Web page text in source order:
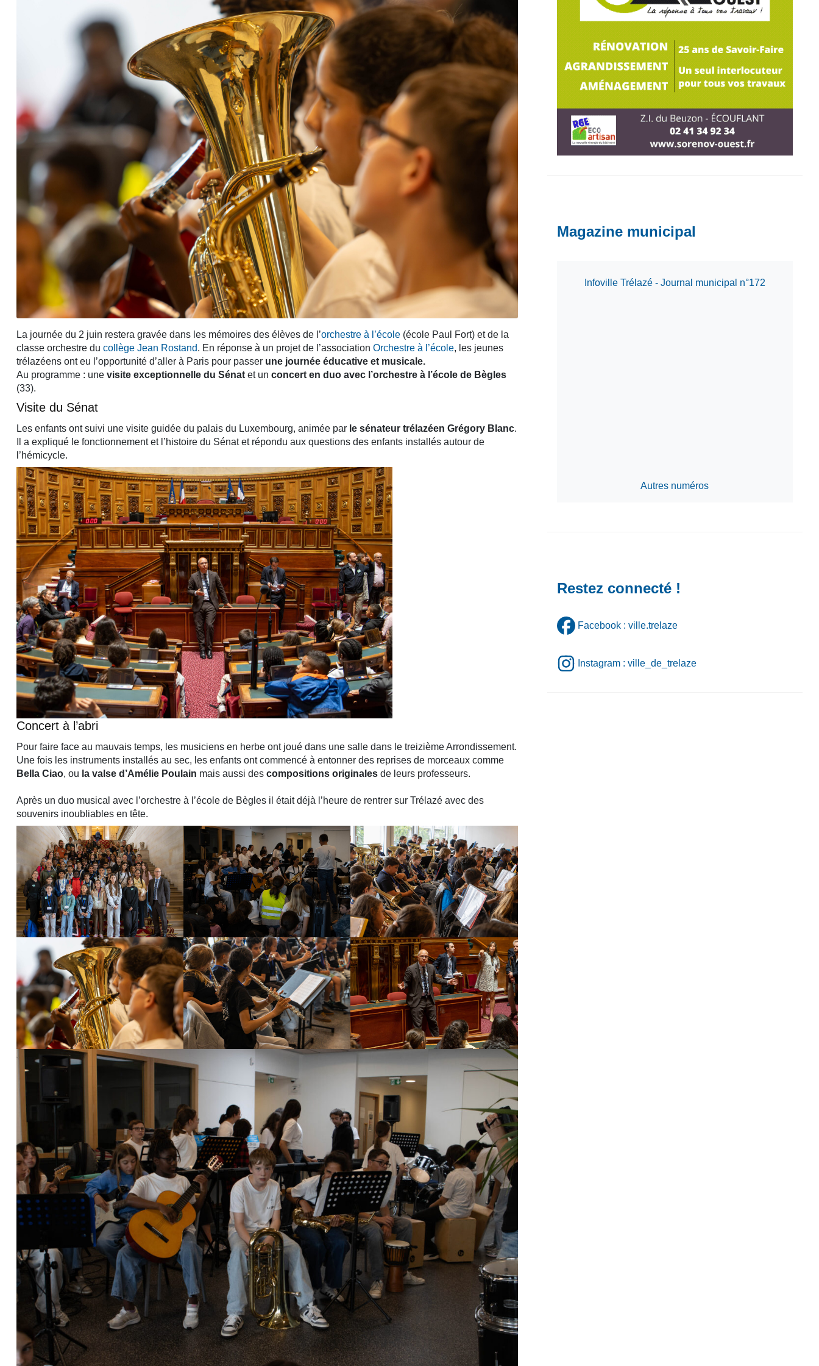
La journée du 2 juin restera gravée dans les mémoires des élèves de l’orchestre à l’école (école Paul Fort) et de la
classe orchestre du collège Jean Rostand. En réponse à un projet de l’association Orchestre à l’école, les jeunes
trélazéens ont eu l’opportunité d’aller à Paris pour passer une journée éducative et musicale.
Au programme : une visite exceptionnelle du Sénat et un concert en duo avec l’orchestre à l’école de Bègles
(33).
Visite du Sénat
Les enfants ont suivi une visite guidée du palais du Luxembourg, animée par le sénateur trélazéen Grégory Blanc.
Il a expliqué le fonctionnement et l’histoire du Sénat et répondu aux questions des enfants installés autour de
l’hémicycle.
Concert à l’abri
Pour faire face au mauvais temps, les musiciens en herbe ont joué dans une salle dans le treizième Arrondissement.
Une fois les instruments installés au sec, les enfants ont commencé à entonner des reprises de morceaux comme
Bella Ciao, ou la valse d’Amélie Poulain mais aussi des compositions originales de leurs professeurs.
Après un duo musical avec l’orchestre à l’école de Bègles il était déjà l’heure de rentrer sur Trélazé avec des
souvenirs inoubliables en tête.
Magazine municipal
Infoville Trélazé - Journal municipal n°172
Autres numéros
Restez connecté !
Facebook : ville.trelaze
Instagram : ville_de_trelaze